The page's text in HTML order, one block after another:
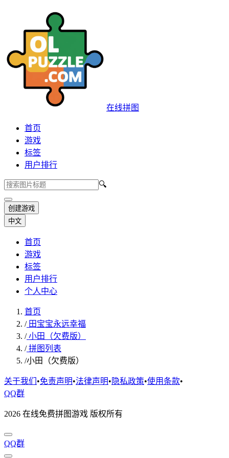
在线拼图
首页
游戏
标签
用户排行
🔍
创建游戏
中文
首页
游戏
标签
用户排行
个人中心
首页
/田宝宝永远幸福
/小田（欠费版）
/拼图列表
/小田（欠费版）
关于我们 •免责声明•法律声明• 隐私政策•使用条款•
QQ群
2026 在线免费拼图游戏 版权所有
QQ群